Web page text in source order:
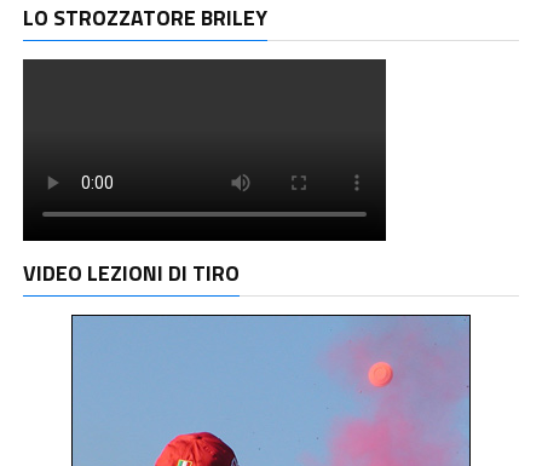
LO STROZZATORE BRILEY
VIDEO LEZIONI DI TIRO